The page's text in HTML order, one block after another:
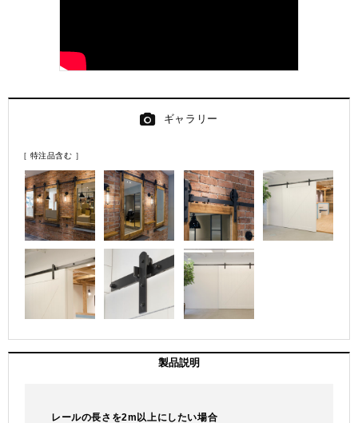
ギャラリー
［ 特注品含む ］
製品説明
レールの長さを2m以上にしたい場合